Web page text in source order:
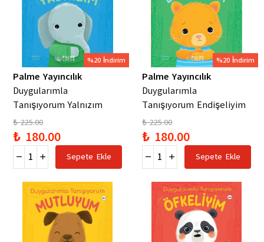
%20 İndirim
Palme Yayıncılık
Duygularımla
Tanışıyorum Yalnızım
₺ 225.00
₺ 180.00
Sepete Ekle
%20 İndirim
Palme Yayıncılık
Duygularımla
Tanışıyorum Endişeliyim
₺ 225.00
₺ 180.00
Sepete Ekle